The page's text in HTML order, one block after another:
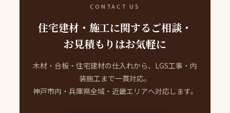
CONTACT US
住宅建材・施工に関するご相談・
お見積もりはお気軽に
木材・合板・住宅建材の仕入れから、LGS工事・内
装施工まで一貫対応。
神戸市内・兵庫県全域・近畿エリアへ対応します。